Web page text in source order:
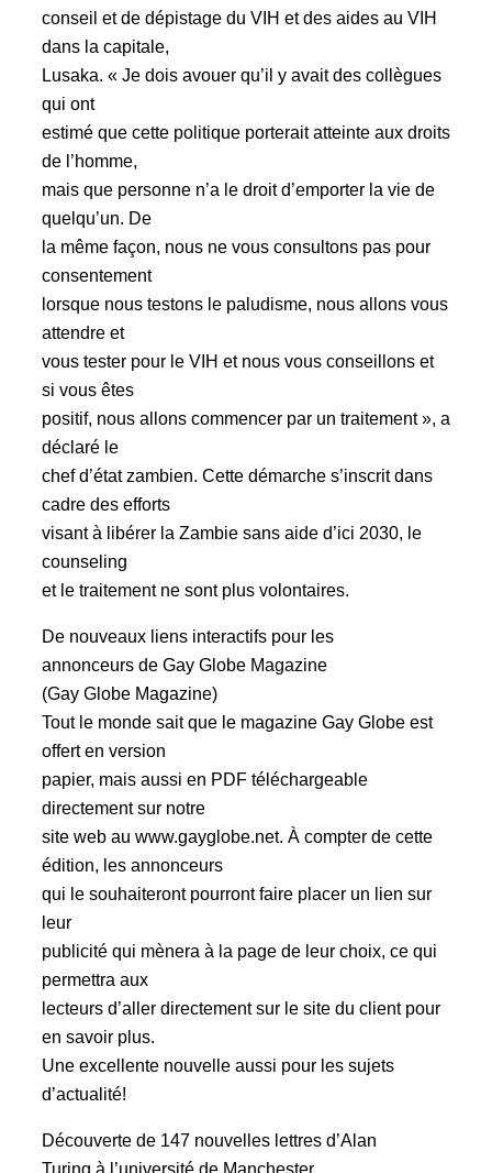
conseil et de dépistage du VIH et des aides au VIH
dans la capitale,
Lusaka. « Je dois avouer qu’il y avait des collègues
qui ont
estimé que cette politique porterait atteinte aux droits
de l’homme,
mais que personne n’a le droit d’emporter la vie de
quelqu’un. De
la même façon, nous ne vous consultons pas pour
consentement
lorsque nous testons le paludisme, nous allons vous
attendre et
vous tester pour le VIH et nous vous conseillons et
si vous êtes
positif, nous allons commencer par un traitement », a
déclaré le
chef d’état zambien. Cette démarche s’inscrit dans
cadre des efforts
visant à libérer la Zambie sans aide d’ici 2030, le
counseling
et le traitement ne sont plus volontaires.
De nouveaux liens interactifs pour les
annonceurs de Gay Globe Magazine
(Gay Globe Magazine)
Tout le monde sait que le magazine Gay Globe est
offert en version
papier, mais aussi en PDF téléchargeable
directement sur notre
site web au www.gayglobe.net. À compter de cette
édition, les annonceurs
qui le souhaiteront pourront faire placer un lien sur
leur
publicité qui mènera à la page de leur choix, ce qui
permettra aux
lecteurs d’aller directement sur le site du client pour
en savoir plus.
Une excellente nouvelle aussi pour les sujets
d’actualité!
Découverte de 147 nouvelles lettres d’Alan
Turing à l’université de Manchester